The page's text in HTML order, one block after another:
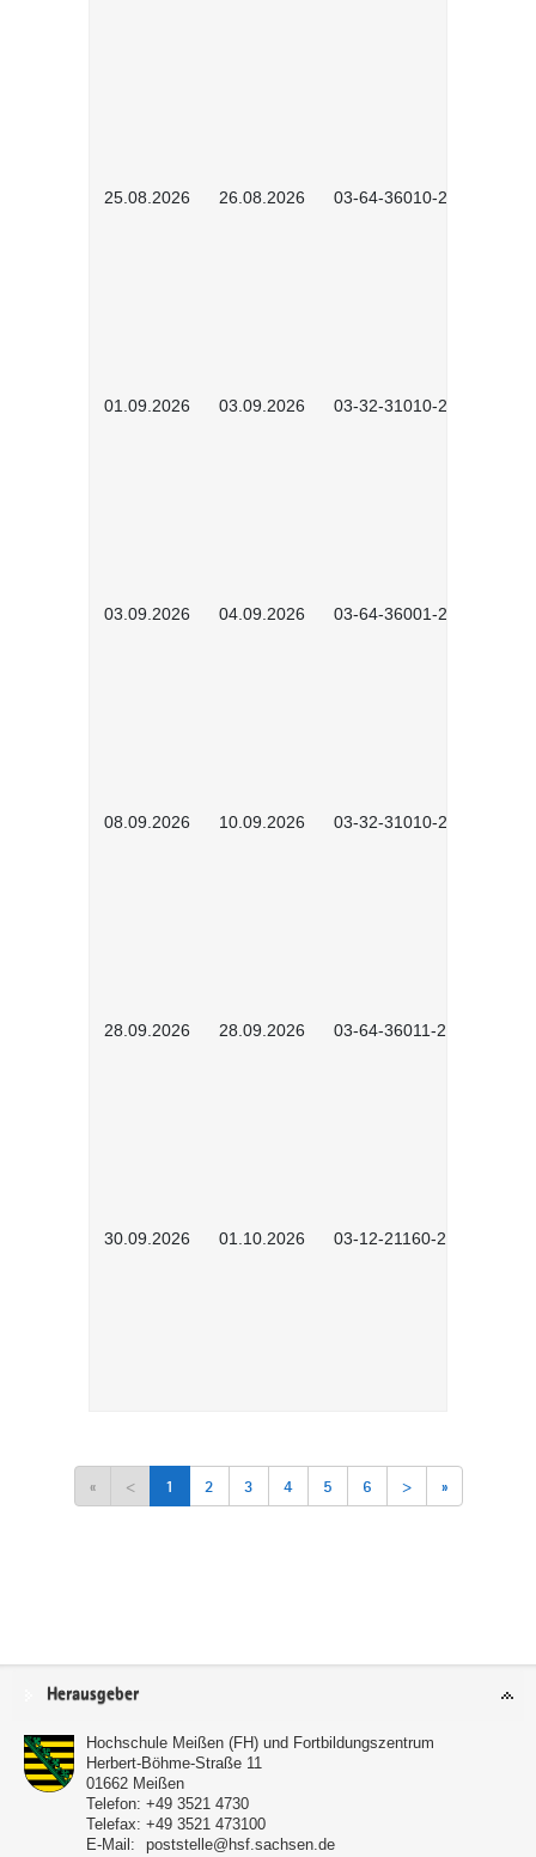
25.08.2026 26.08.2026 03-64-36010-2601
01.09.2026 03.09.2026 03-32-31010-2603
03.09.2026 04.09.2026 03-64-36001-2602
08.09.2026 10.09.2026 03-32-31010-2606
28.09.2026 28.09.2026 03-64-36011-2603
30.09.2026 01.10.2026 03-12-21160-2601
« < 1 2 3 4 5 6 > »
Service
Herausgeber
Hochschule Meißen (FH) und Fortbildungszentrum
Herbert-Böhme-Straße 11
01662 Meißen
Telefon: +49 3521 4730
Telefax: +49 3521 473100
E-Mail:
poststelle@hsf.sachsen.de